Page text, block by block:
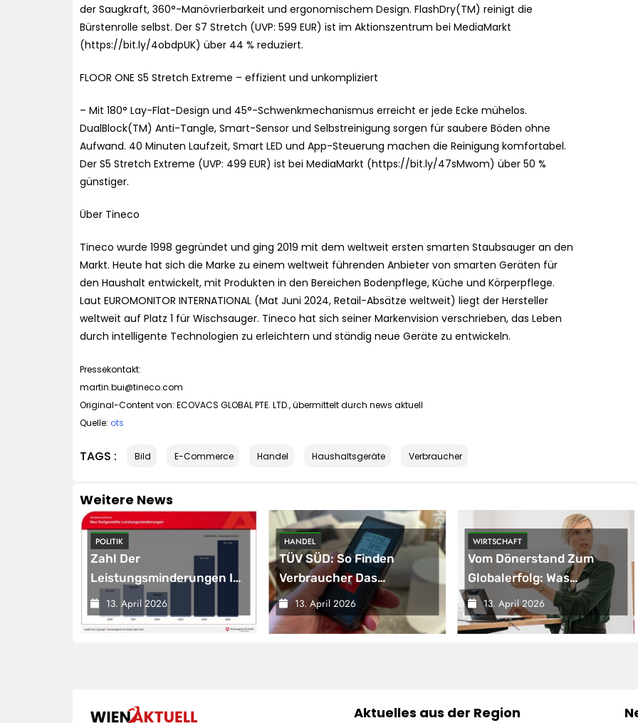
der Saugkraft, 360°-Manövrierbarkeit und ergonomischem Design. FlashDry(TM) reinigt die
Bürstenrolle selbst. Der S7 Stretch (UVP: 599 EUR) ist im Aktionszentrum bei MediaMarkt
(https://bit.ly/4obdpUK) über 44 % reduziert.
FLOOR ONE S5 Stretch Extreme – effizient und unkompliziert
– Mit 180° Lay-Flat-Design und 45°-Schwenkmechanismus erreicht er jede Ecke mühelos.
DualBlock(TM) Anti-Tangle, Smart-Sensor und Selbstreinigung sorgen für saubere Böden ohne
Aufwand. 40 Minuten Laufzeit, Smart LED und App-Steuerung machen die Reinigung komfortabel.
Der S5 Stretch Extreme (UVP: 499 EUR) ist bei MediaMarkt (https://bit.ly/47sMwom) über 50 %
günstiger.
Über Tineco
Tineco wurde 1998 gegründet und ging 2019 mit dem weltweit ersten smarten Staubsauger an den
Markt. Heute hat sich die Marke zu einem weltweit führenden Anbieter von smarten Geräten für
den Haushalt entwickelt, mit Produkten in den Bereichen Bodenpflege, Küche und Körperpflege.
Laut EUROMONITOR INTERNATIONAL (Mat Juni 2024, Retail-Absätze weltweit) liegt der Hersteller
weltweit auf Platz 1 für Wischsauger. Tineco hat sich seiner Markenvision verschrieben, das Leben
durch intelligente Technologien zu erleichtern und ständig neue Geräte zu entwickeln.
Pressekontakt:
martin.bui@tineco.com
Original-Content von: ECOVACS GLOBAL PTE. LTD., übermittelt durch news aktuell
Quelle: ots
TAGS : Bild E-Commerce Handel Haushaltsgeräte Verbraucher
Weitere News
HANDEL
TÜV SÜD: So Finden
Verbraucher Das
Passende
Laserentfernungsmessgerät
13. April 2026
WIRTSCHAFT
Vom Dönerstand Zum
Globalerfolg: Was
Franchisenehmer Von
Mangal Lernen Können
13. April 2026
POLITIK
Help Zur Sudan-
Geberkonferenz: „Größte
Humanitäre Krise Der Welt
Weitet Sich Aus“
13. April 2026
Aktuelles aus der Region